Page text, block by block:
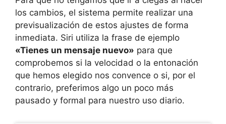
los cambios, el sistema permite realizar una
previsualización de estos ajustes de forma
inmediata. Siri utiliza la frase de ejemplo
«Tienes un mensaje nuevo» para que
comprobemos si la velocidad o la entonación
que hemos elegido nos convence o si, por el
contrario, preferimos algo un poco más
pausado y formal para nuestro uso diario.